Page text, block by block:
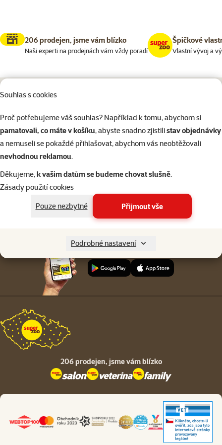
Souhlas s cookies
Proč potřebujeme váš souhlas? Například k tomu, abychom si
pamatovali, co máte v košíku, abyste snadno zjistilistav objednávky
a nemuseli se pokaždé přihlašovat, abychom vás neobtěžovali
nevhodnou reklamou.
Děkujeme,k vašim datům se budeme chovat slušně.
Zásady použití cookies
Pouze nezbytné
Přijmout vše
Podrobné nastavení
206 prodejen, jsme vám blízko
Naši experti na prodejnách vám vždy poradí
Špičkové
Vlastní vývoj a
eshop@superzoo.cz Po–Pá 7:00 – 18:00
Online chat
neboWhatsApp
206 prodejen
Menu v patičce
Pro zákazníky
206 prodejen, jsme vám blízko